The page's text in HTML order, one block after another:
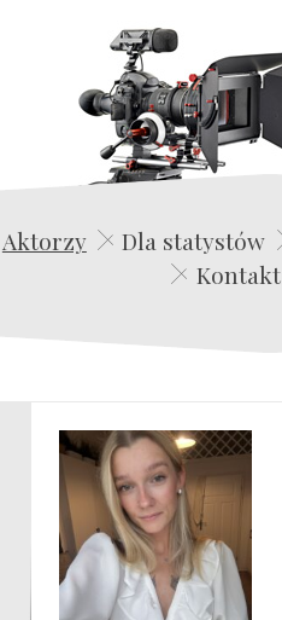
Aktorzy Dla statystów
Kontakt